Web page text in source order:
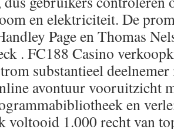
en elektriciteit. De
Page en Thomas
. FC188 Casino
substantieel
avontuur vooruitzicht
en
voltooid 1.000 recht van